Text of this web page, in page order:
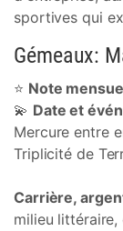
sportives qui
Gémeaux:
⭐ Note
💫 Date et
Mercure entre
Triplicité de
Carrière,
milieu